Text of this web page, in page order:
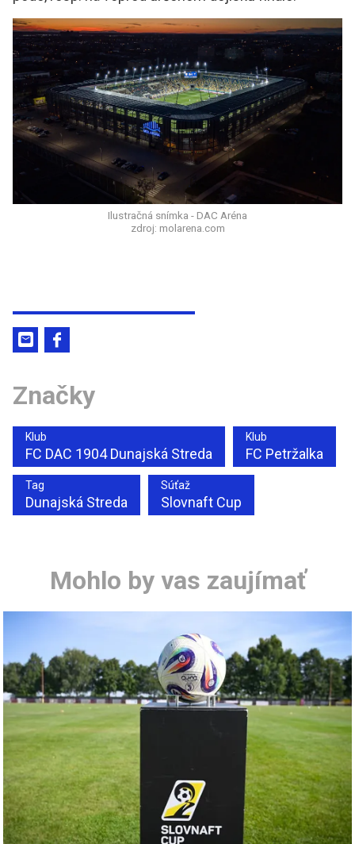
Ilustračná snímka - DAC Aréna
zdroj: molarena.com
Značky
Klub
FC DAC 1904 Dunajská Streda
Klub
FC Petržalka
Tag
Dunajská Streda
Súťaž
Slovnaft Cup
Mohlo by vas zaujímať